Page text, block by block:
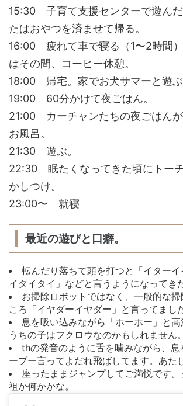
15:30 子育て支援センターで遊んだ
たはおやつを済ませて帰る。
16:00 疲れて車で寝る（1〜2時間
はその間、コーヒー休憩。
18:00 帰宅。家でお犬サマーと遊ぶ
19:00 60分かけて夜ごはん。
21:00 カーチャンたちの夜ごはんが
お風呂。
21:30 遊ぶ。
22:30 眠たくなってきた頃にトー
かしつけ。
23:00〜 就寝
最近の遊びと口癖。
転んだり落ちて頭を打つと「イター
イタイタイ」などと言うようになってき
お掃除ロボットではなく、一般的な掃
ころ「イヤダーイヤダー」と言ってまし
息を吸い込みながら「ホーホー」と高
うちの子はフクロウなのかもしれません。
thの発音のように舌を噛みながら、
ーブー言ってよだれ飛ばしてます。あた
座ったままジャンプしてご満悦です
祖か何かかな。